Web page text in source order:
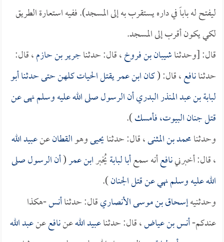
ليفتح له باباً في داره يستقرب به إلى المسجد). ففيه استعارة الطريق
لكي يكون أقرب إلى المسجد.
قال: [وحدثناشيبان بن فروخ، قال: حدثناجرير بن حازم، قال:
حدثنانافع، قال: (كانابن عمريقتل الحيات كلهن حتى حدثناأبو
لبابة بن عبد المنذر البدريأن الرسول صلى الله عليه وسلم نهى عن
قتل جنان البيوت، فأمسك).
وحدثنامحمد بن المثنى، قال: حدثنايحيىوهوالقطانعنعبيد الله
، قال: أخبرنينافعأنه سمعأبا لبابةيُخبرابن عمر(أن الرسول صلى
الله عليه وسلم نهي عن قتل الجنان).
وحدثنيهإسحاق بن موسى الأنصاريقال: حدثناأنس-هكذا
عندكم-أنس بن عياض، قال: حدثناعبيد اللهعننافععنعبد الله